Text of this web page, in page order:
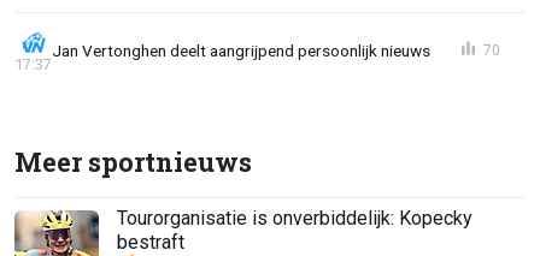
Jan Vertonghen deelt aangrijpend persoonlijk nieuws
17:37
70
Meer sportnieuws
Tourorganisatie is onverbiddelijk: Kopecky
bestraft